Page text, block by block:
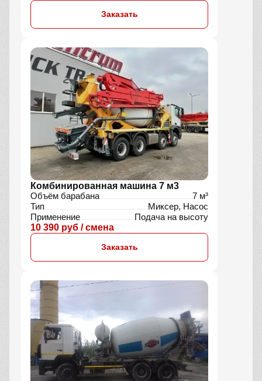
Заказать
Комбинированная машина 7 м3
Объём барабана
7 м³
Тип
Миксер, Насос
Применение
Подача на высоту
10 390 руб / смена
Заказать